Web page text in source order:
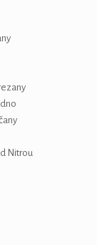
Nitrou